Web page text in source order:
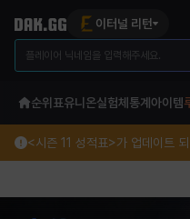
이터널 리턴
순위표유니온실험체 통계 아이템
<시즌 11 성적표>가 업데이트